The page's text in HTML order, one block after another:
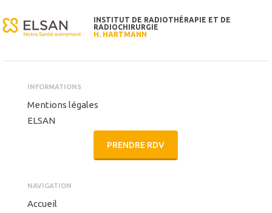
INSTITUT DE RADIOTHÉRAPIE ET DE
RADIOCHIRURGIE
H. HARTMANN
INFORMATIONS
Mentions légales
ELSAN
PRENDRE RDV
NAVIGATION
Accueil